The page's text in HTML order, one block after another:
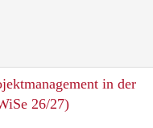
in der
26/27)